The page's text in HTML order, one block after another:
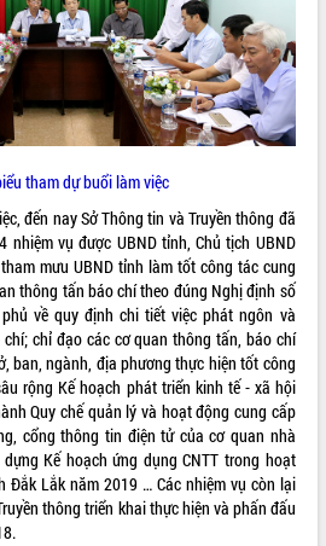
tham dự buổi làm việc
đến nay Sở Thông tin và Truyền thông đã
vụ được UBND tỉnh, Chủ tịch UBND
mưu UBND tỉnh làm tốt công tác cung
thông tấn báo chí theo đúng Nghị định số
về quy định chi tiết việc phát ngôn và
chỉ đạo các cơ quan thông tấn, báo chí
ban, ngành, địa phương thực hiện tốt công
rộng Kế hoạch phát triển kinh tế - xã hội
Quy chế quản lý và hoạt động cung cấp
cổng thông tin điện tử của cơ quan nhà
Kế hoạch ứng dụng CNTT trong hoạt
Đắk Lắk năm 2019 … Các nhiệm vụ còn lại
thông triển khai thực hiện và phấn đấu